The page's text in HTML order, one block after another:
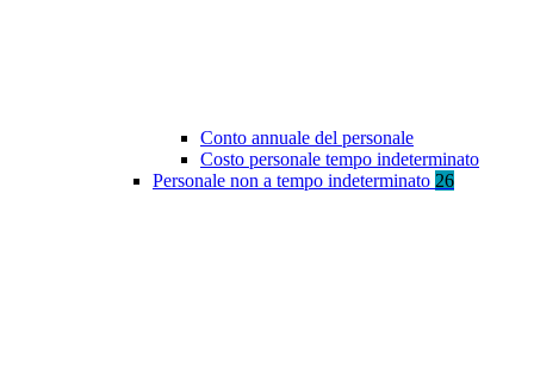
Conto annuale del personale
Costo personale tempo indeterminato
Personale non a tempo indeterminato 26